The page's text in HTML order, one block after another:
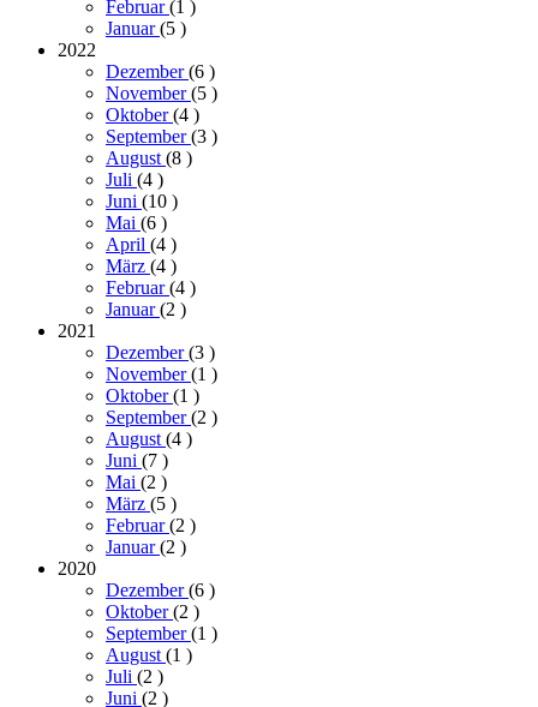
Februar(1 )
Januar(5 )
2022
Dezember(6 )
November(5 )
Oktober(4 )
September(3 )
August (8 )
Juli (4 )
Juni (10 )
Mai (6 )
April (4 )
März (4 )
Februar(4 )
Januar(2 )
2021
Dezember(3 )
November(1 )
Oktober(1 )
September(2 )
August (4 )
Juni (7 )
Mai (2 )
März (5 )
Februar(2 )
Januar(2 )
2020
Dezember(6 )
Oktober(2 )
September(1 )
August (1 )
Juli (2 )
Juni (2 )